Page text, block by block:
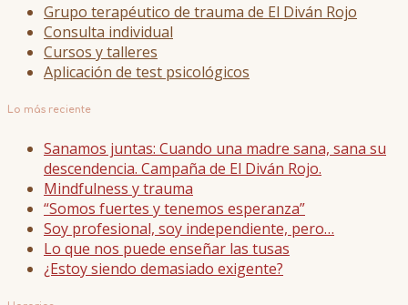
Grupo terapéutico de trauma de El Diván Rojo
Consulta individual
Cursos y talleres
Aplicación de test psicológicos
Lo más reciente
Sanamos juntas: Cuando una madre sana, sana su
descendencia. Campaña de El Diván Rojo.
Mindfulness y trauma
“Somos fuertes y tenemos esperanza”
Soy profesional, soy independiente, pero…
Lo que nos puede enseñar las tusas
¿Estoy siendo demasiado exigente?